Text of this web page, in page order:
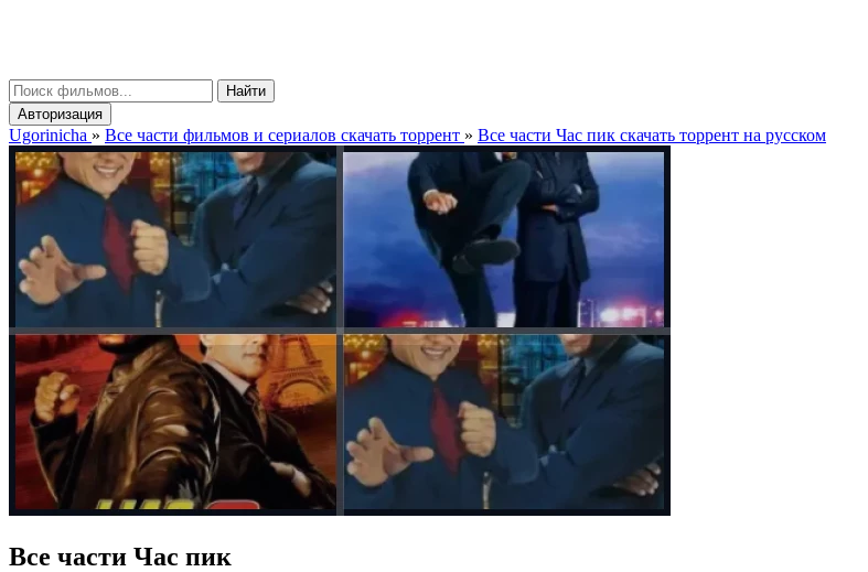
Найти
Авторизация
Ugorinicha » Все части фильмов и сериалов скачать торрент » Все части Час пик скачать торрент на русском
Все части Час пик